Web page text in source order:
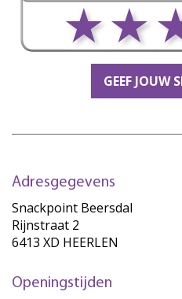
GEEF JOUW
Adresgegevens
Snackpoint Beersdal
Rijnstraat 2
6413 XD HEERLEN
Openingstijden